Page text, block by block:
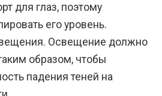
для глаз, поэтому
его уровень.
Освещение должно
образом, чтобы
падения теней на